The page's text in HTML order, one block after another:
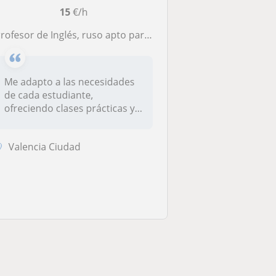
15€/h
Profesor de Inglés, ruso apto para todas las edades y niveles A2-C1
Me adapto a las necesidades
de cada estudiante,
ofreciendo clases prácticas y
Valencia Ciudad